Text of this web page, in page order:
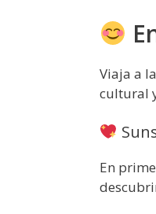
Viaja a
cultural
En